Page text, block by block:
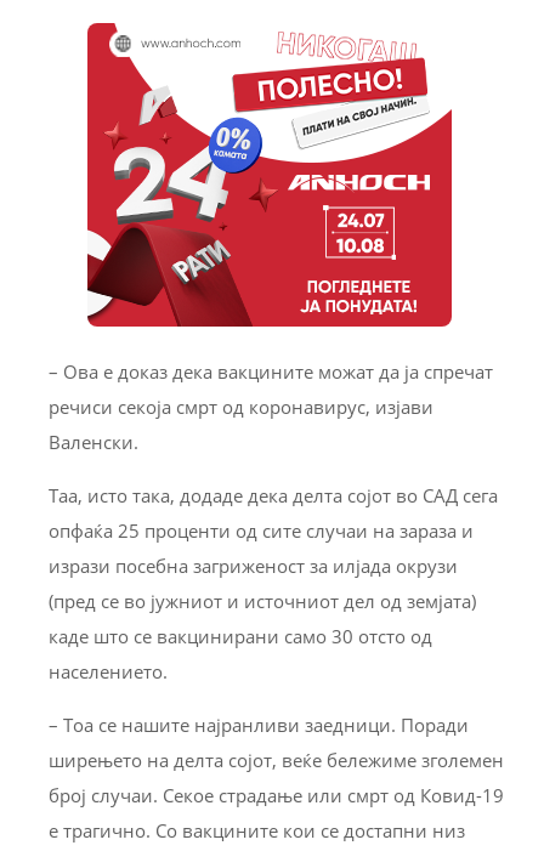
– Ова е доказ дека вакцините можат да ја спречат
речиси секоја смрт од коронавирус, изјави
Валенски.
Таа, исто така, додаде дека делта сојот во САД сега
опфаќа 25 проценти од сите случаи на зараза и
изрази посебна загриженост за илјада окрузи
(пред се во јужниот и источниот дел од земјата)
каде што се вакцинирани само 30 отсто од
населението.
– Тоа се нашите најранливи заедници. Поради
ширењето на делта сојот, веќе бележиме зголемен
број случаи. Секое страдање или смрт од Ковид-19
е трагично. Со вакцините кои се достапни низ